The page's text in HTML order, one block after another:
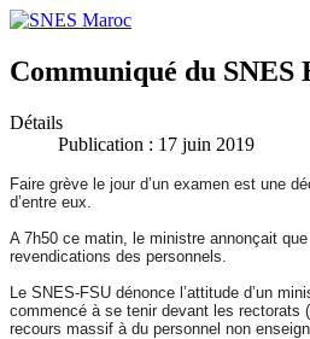
Communiqué du
Détails
Publication : 17 juin 2019
Faire grève le jour d’un examen est une
d’entre eux.
A 7h50 ce matin, le ministre annonçait
revendications des personnels.
Le SNES-FSU dénonce l’attitude d’un
commencé à se tenir devant les rectorats
recours massif à du personnel non